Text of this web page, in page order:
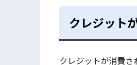
クレジット
クレジットが消費さ